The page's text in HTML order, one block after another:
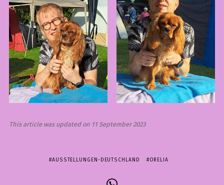
This article was updated on 11 September 2023
AUSSTELLUNGEN-DEUTSCHLAND ORELIA